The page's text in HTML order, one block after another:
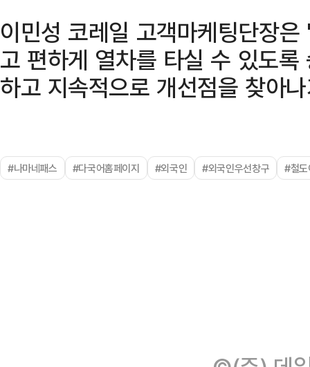
이민성 코레일 고객마케팅단장
고 편하게 열차를 타실 수 있도
하고 지속적으로 개선점을 찾아
#나마네패스 #다국어홈페이지 #외국인 #외국인우선창구 #철도